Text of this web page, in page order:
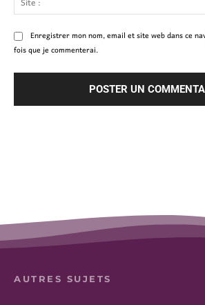
Enregistrer mon nom, email et site web dans ce
fois que je commenterai.
AUTRES SUJETS